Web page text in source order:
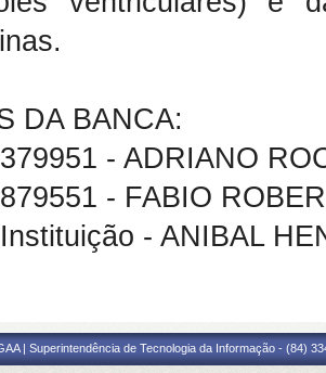
DA BANCA:
- ADRIANO
- FABIO
- ANIBAL
| Superintendência de Tecnologia da Informação - (84)